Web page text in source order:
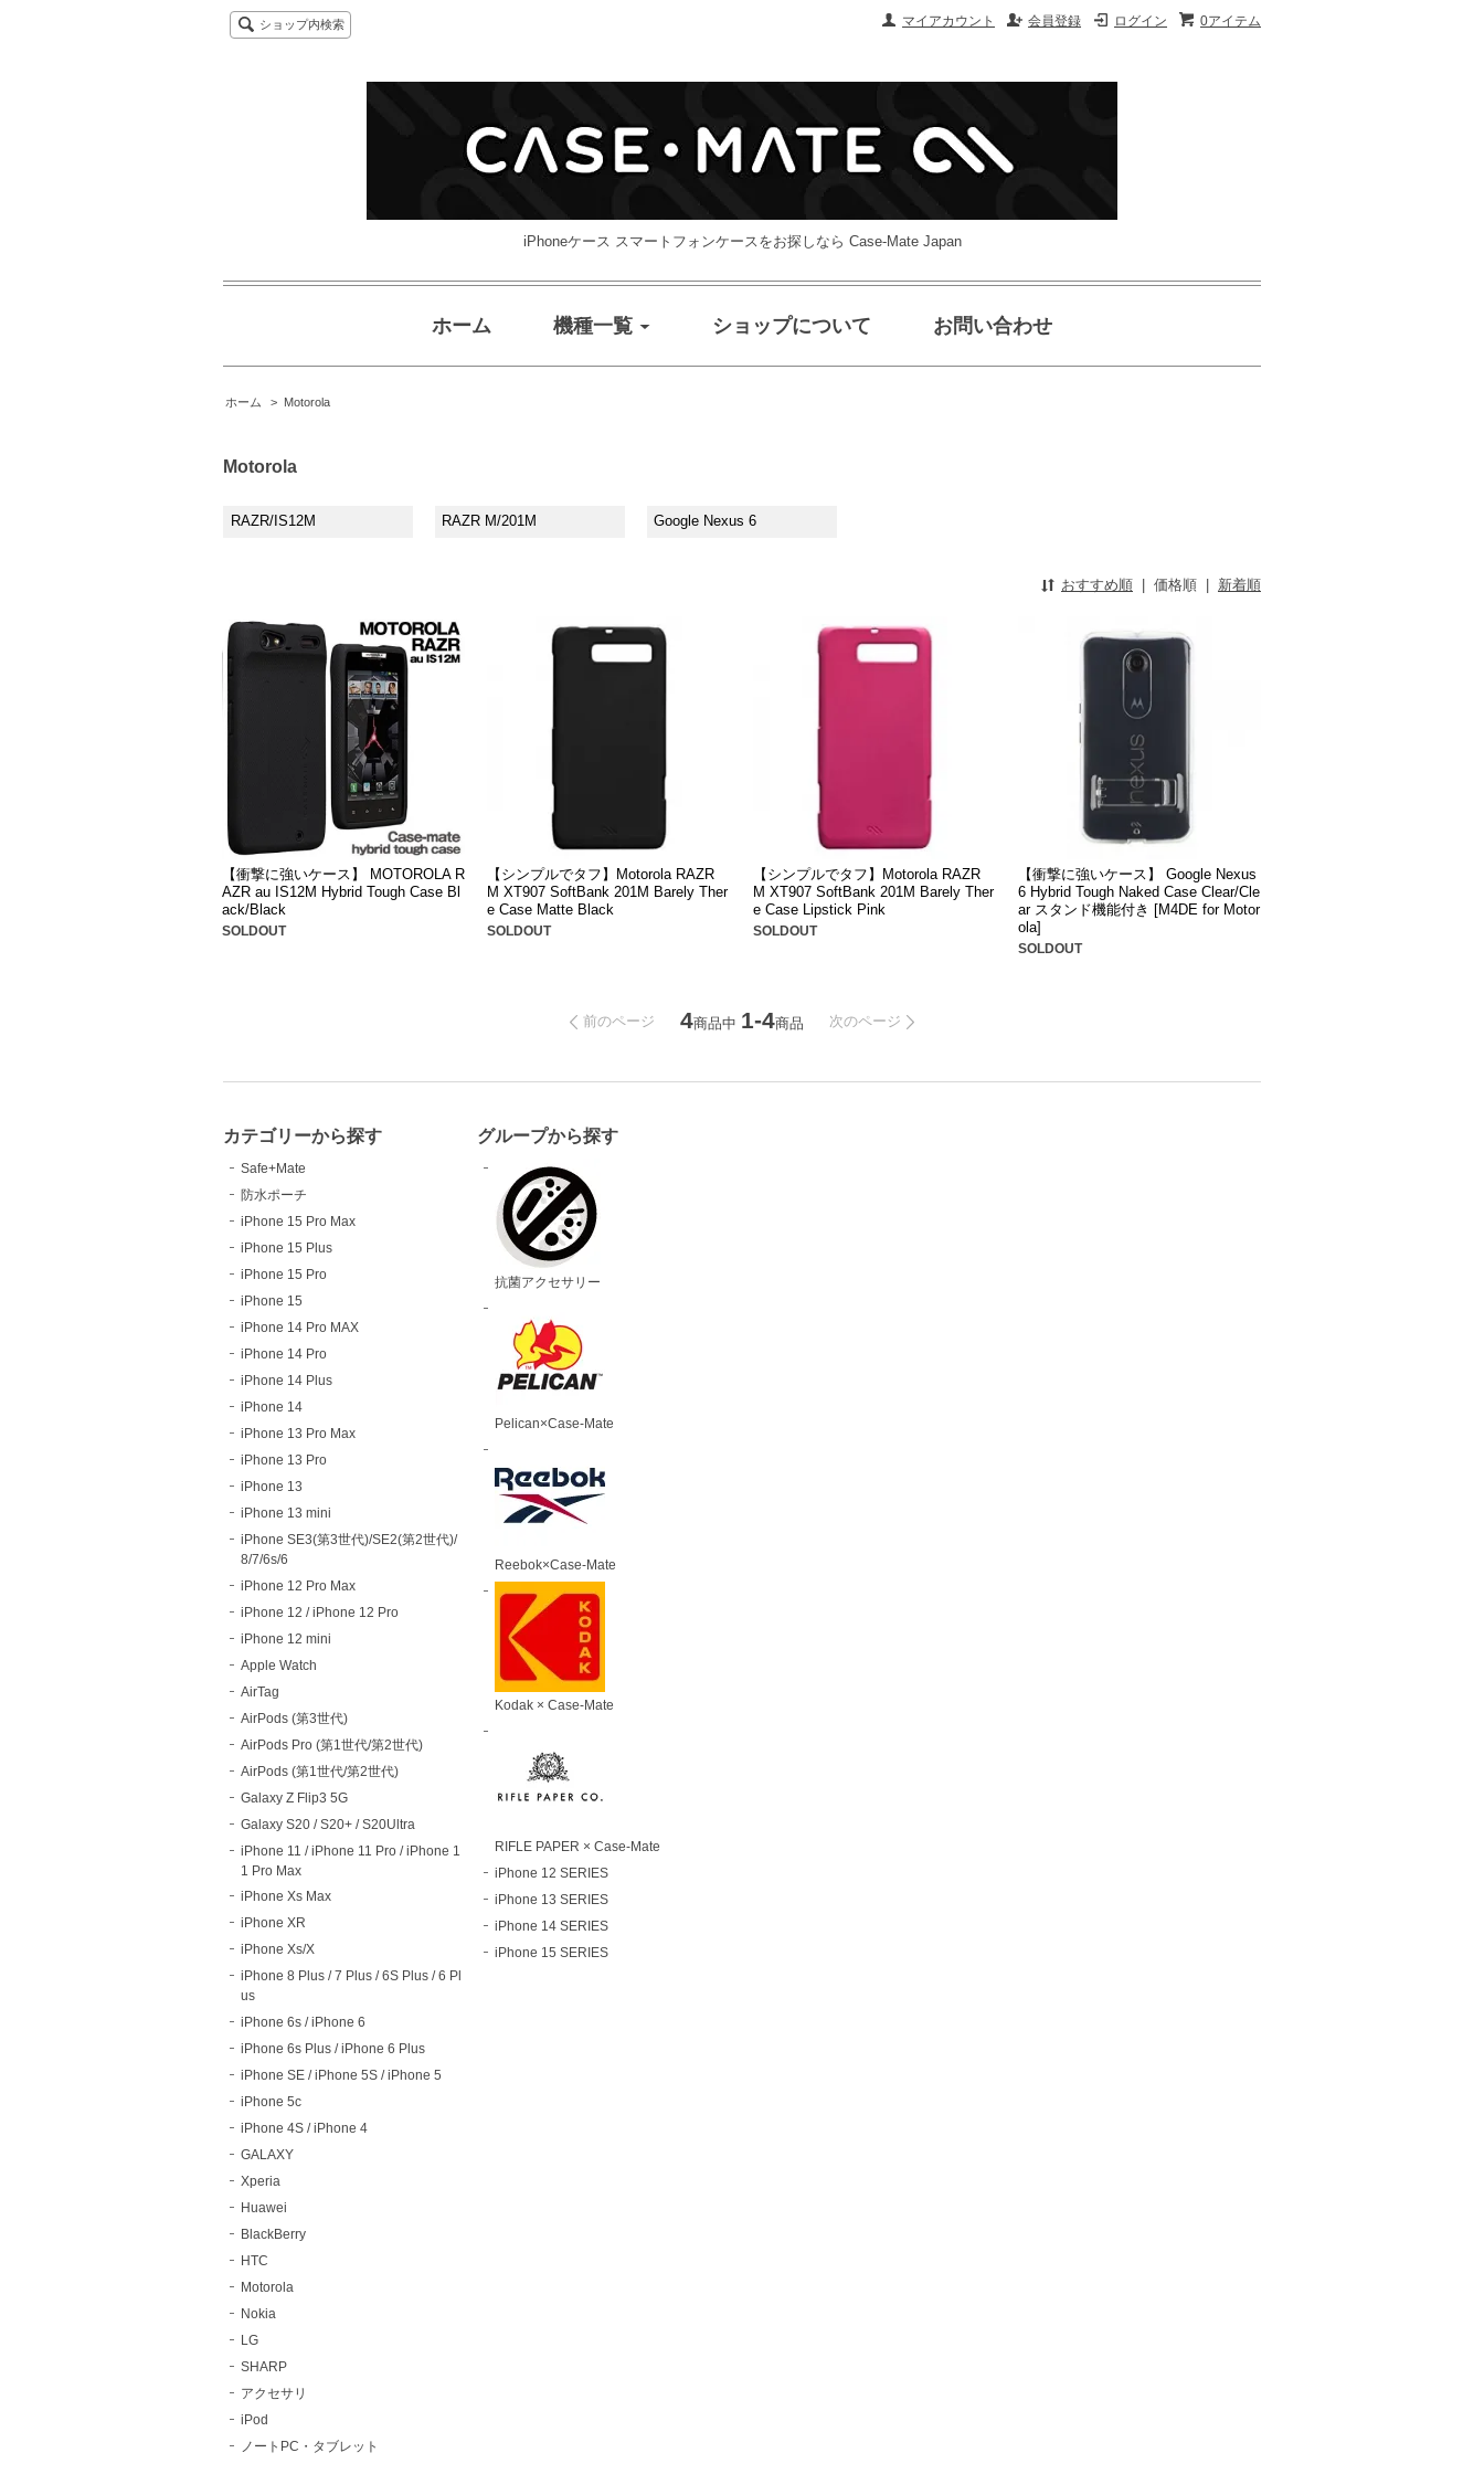
0アイテム
ログイン
会員登録
マイアカウント
ショップ内検索
iPhoneケース スマートフォンケースをお探しなら Case-Mate Japan
ホーム 機種一覧 ショップについて お問い合わせ
ホーム > Motorola
Motorola
RAZR/IS12M RAZR M/201M Google Nexus 6
おすすめ順 | 価格順 | 新着順
【衝撃に強いケース】 MOTOROLA R
AZR au IS12M Hybrid Tough Case Bl
ack/Black
SOLDOUT
【シンプルでタフ】Motorola RAZR
M XT907 SoftBank 201M Barely Ther
e Case Matte Black
SOLDOUT
【シンプルでタフ】Motorola RAZR
M XT907 SoftBank 201M Barely Ther
e Case Lipstick Pink
SOLDOUT
【衝撃に強いケース】 Google Nexus
6 Hybrid Tough Naked Case Clear/Cle
ar スタンド機能付き [M4DE for Motor
ola]
SOLDOUT
前のページ 4商品中 1-4商品 次のページ
カテゴリーから探す
Safe+Mate
防水ポーチ
iPhone 15 Pro Max
iPhone 15 Plus
iPhone 15 Pro
iPhone 15
iPhone 14 Pro MAX
iPhone 14 Pro
iPhone 14 Plus
iPhone 14
iPhone 13 Pro Max
iPhone 13 Pro
iPhone 13
iPhone 13 mini
iPhone SE3(第3世代)/SE2(第2世代)/
8/7/6s/6
iPhone 12 Pro Max
iPhone 12 / iPhone 12 Pro
iPhone 12 mini
Apple Watch
AirTag
AirPods (第3世代)
AirPods Pro (第1世代/第2世代)
AirPods (第1世代/第2世代)
Galaxy Z Flip3 5G
Galaxy S20 / S20+ / S20Ultra
iPhone 11 / iPhone 11 Pro / iPhone 1
1 Pro Max
iPhone Xs Max
iPhone XR
iPhone Xs/X
iPhone 8 Plus / 7 Plus / 6S Plus / 6 Pl
us
iPhone 6s / iPhone 6
iPhone 6s Plus / iPhone 6 Plus
iPhone SE / iPhone 5S / iPhone 5
iPhone 5c
iPhone 4S / iPhone 4
GALAXY
Xperia
Huawei
BlackBerry
HTC
Motorola
Nokia
LG
SHARP
アクセサリ
iPod
ノートPC・タブレット
グループから探す
抗菌アクセサリー
Pelican×Case-Mate
Reebok×Case-Mate
Kodak × Case-Mate
RIFLE PAPER × Case-Mate
iPhone 12 SERIES
iPhone 13 SERIES
iPhone 14 SERIES
iPhone 15 SERIES